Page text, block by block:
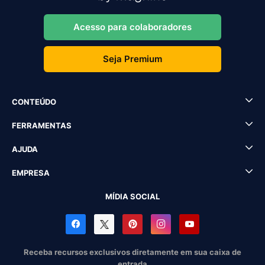
Acesso para colaboradores
Seja Premium
CONTEÚDO
FERRAMENTAS
AJUDA
EMPRESA
MÍDIA SOCIAL
Receba recursos exclusivos diretamente em sua caixa de